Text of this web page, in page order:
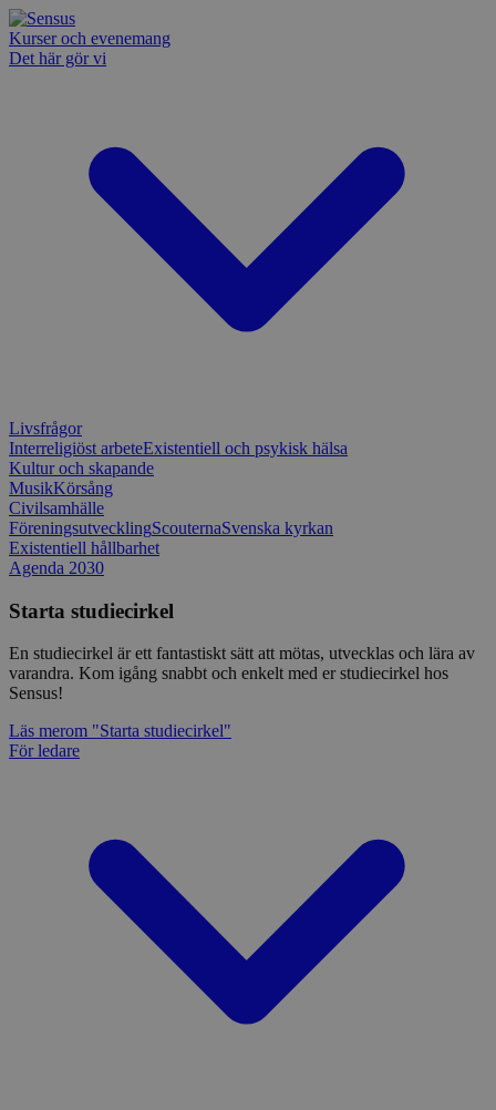
Kurser och evenemang
Det här gör vi
Livsfrågor
Interreligiöst arbeteExistentiell och psykisk hälsa
Kultur och skapande
MusikKörsång
Civilsamhälle
FöreningsutvecklingScouternaSvenska kyrkan
Existentiell hållbarhet
Agenda 2030
Starta studiecirkel
En studiecirkel är ett fantastiskt sätt att mötas, utvecklas och lära av
varandra. Kom igång snabbt och enkelt med er studiecirkel hos
Sensus!
Läs merom "Starta studiecirkel"
För ledare